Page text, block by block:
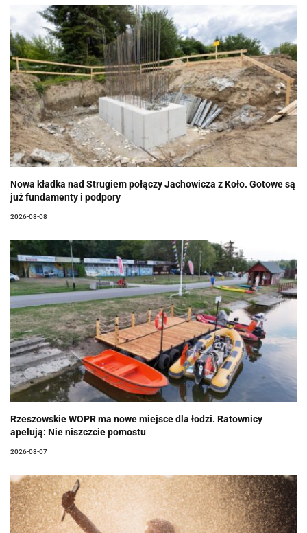
Nowa kładka nad Strugiem połączy Jachowicza z Koło. Gotowe są
już fundamenty i podpory
2026-08-08
Rzeszowskie WOPR ma nowe miejsce dla łodzi. Ratownicy
apelują: Nie niszczcie pomostu
2026-08-07